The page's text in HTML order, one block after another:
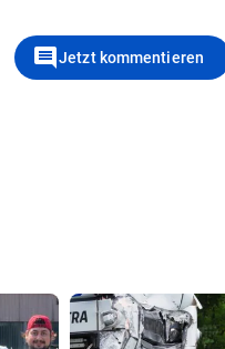
commentJetzt kommentieren